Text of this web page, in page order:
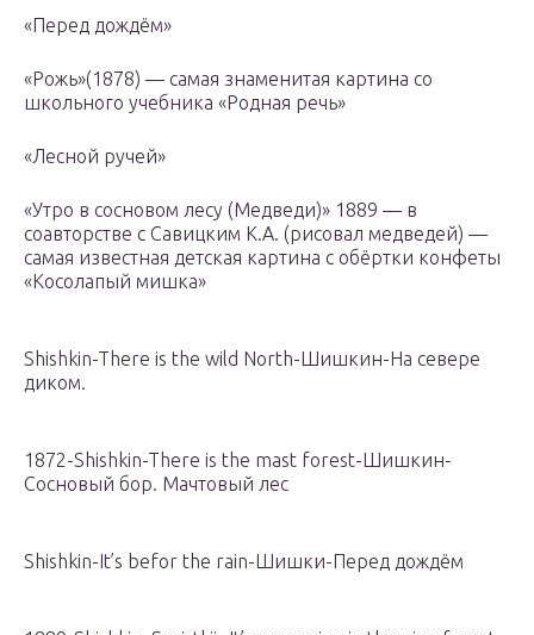
«Перед дождём»
«Рожь»(1878) — самая знаменитая картина со
школьного учебника «Родная речь»
«Лесной ручей»
«Утро в сосновом лесу (Медведи)» 1889 — в
соавторстве с Савицким К.А. (рисовал медведей) —
самая известная детская картина с обёртки конфеты
«Косолапый мишка»
Shishkin-There is the wild North-Шишкин-На севере
диком.
1872-Shishkin-There is the mast forest-Шишкин-
Сосновый бор. Мачтовый лес
Shishkin-It’s befor the rain-Шишки-Перед дождём